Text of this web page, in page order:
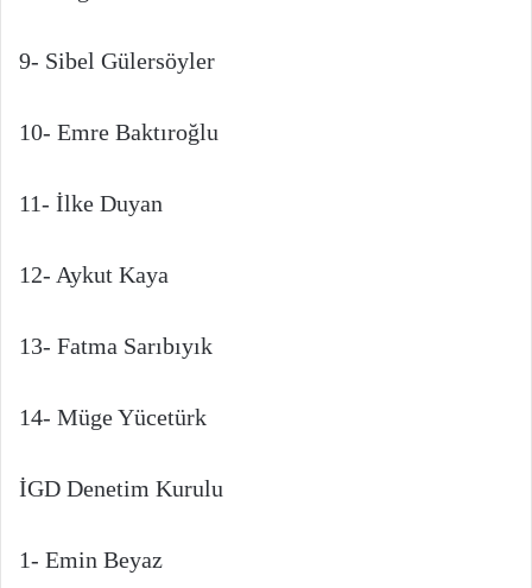
9- Sibel Gülersöyler
10- Emre Baktıroğlu
11- İlke Duyan
12- Aykut Kaya
13- Fatma Sarıbıyık
14- Müge Yücetürk
İGD Denetim Kurulu
1- Emin Beyaz